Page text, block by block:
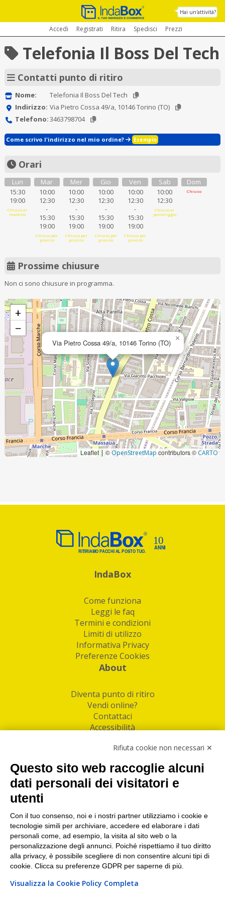
Hai un'attività?
Accedi Registrati Ritira Spedisci Prezzi
Telefonia Il Boss Del Tech
Contatti punto di ritiro
Nome:
Telefonia Il Boss Del Tech
Indirizzo: Via Pietro Cossa 49/a, 10146 Torino (TO)
Telefono:3463798704
Come scrivo l'indirizzo nel mio ordine? Esempio
Orari
Lun
15:30
19:00
Chiuso al
mattino
Mar
10:00
12:30
-
15:30
19:00
Chiuso per
pranzo
Mer
10:00
12:30
-
15:30
19:00
Chiuso per
pranzo
Gio
10:00
12:30
-
15:30
19:00
Chiuso per
pranzo
Ven
10:00
12:30
-
15:30
19:00
Chiuso per
pranzo
Sab
10:00
12:30
Chiuso al
pomeriggio
Dom
Chiuso
Prossime chiusure
Non ci sono chiusure in programma.
Via Pietro Cossa 49/a, 10146 Torino (TO) ×
+
−
Leaflet | © OpenStreetMap contributors ©CARTO
IndaBox
Come funziona
Leggi le faq
Termini e condizioni
Limiti di utilizzo
Informativa Privacy
Preferenze Cookies
About
Diventa punto di ritiro
Vendi online?
Contattaci
Accessibilità
Facebook
Linkedin
I nostri punti di ritiro e spedizione pacchi nelle
maggiori città italiane
Torino|Milano|Roma|Bologna|Firenze| Genova
Napoli|Varese
Rifiuta cookie non necessari ✕
Questo sito web raccoglie alcuni
dati personali dei visitatori e
utenti
Con il tuo consenso, noi e i nostri partner utilizziamo i cookie e
tecnologie simili per archiviare, accedere ed elaborare i dati
personali come, ad esempio, la visita al sito web o la
personalizzazione degli annunci. Poiché rispettiamo il tuo diritto
alla privacy, è possibile scegliere di non consentire alcuni tipi di
cookie. Clicca su preferenze GDPR per saperne di più.
Visualizza la Cookie Policy Completa